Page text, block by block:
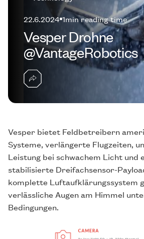
22.6.2024 1min reading time
Vesper Drohne
@VantageRobotics
Vesper bietet Feldbetreibern
Systeme, verlängerte Flugzeiten,
Leistung bei schwachem Licht und
stabilisierte Dreifachsensor-
komplette Luftaufklärungssystem
verlässliche Augen am Himmel
Bedingungen.